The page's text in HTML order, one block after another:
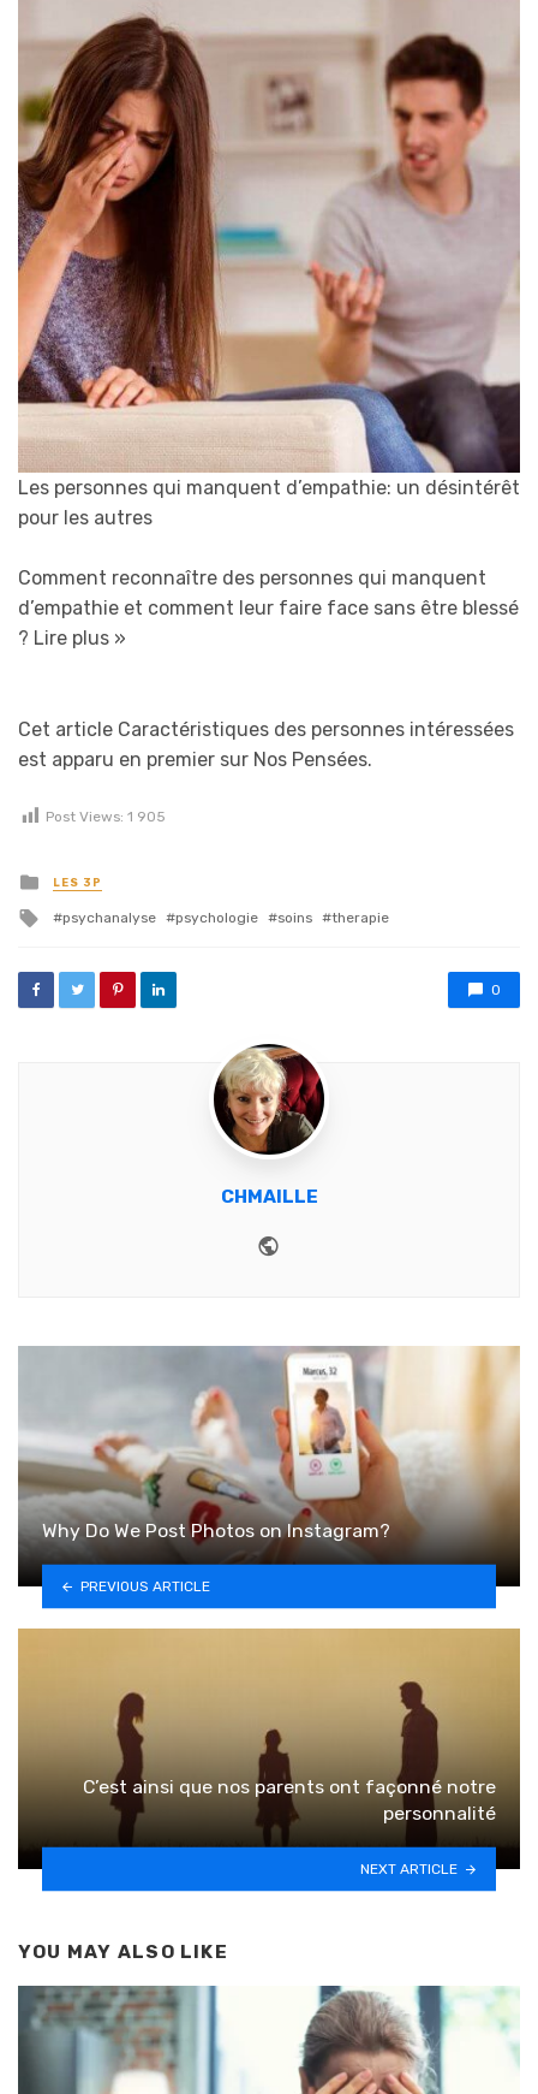
Les personnes qui manquent d’empathie: un désintérêt
pour les autres
Comment reconnaître des personnes qui manquent
d’empathie et comment leur faire face sans être blessé
? Lire plus »
Cet article Caractéristiques des personnes intéressées
est apparu en premier sur Nos Pensées.
Post Views: 1 905
Posted in
LES 3P
Tagged with
psychanalyse psychologie soins therapie
0
CHMAILLE
Why Do We Post Photos on Instagram?
PREVIOUS ARTICLE
C’est ainsi que nos parents ont façonné notre
personnalité
NEXT ARTICLE
YOU MAY ALSO LIKE